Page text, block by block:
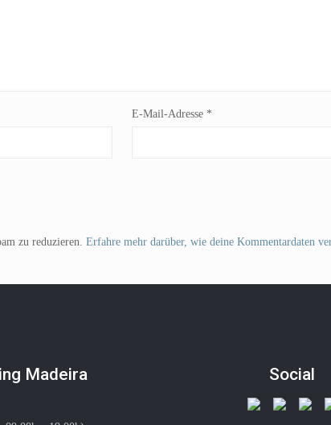
E-Mail-Adresse *
zu reduzieren. Erfahre mehr darüber, wie deine Kommentardaten
Madeira Social